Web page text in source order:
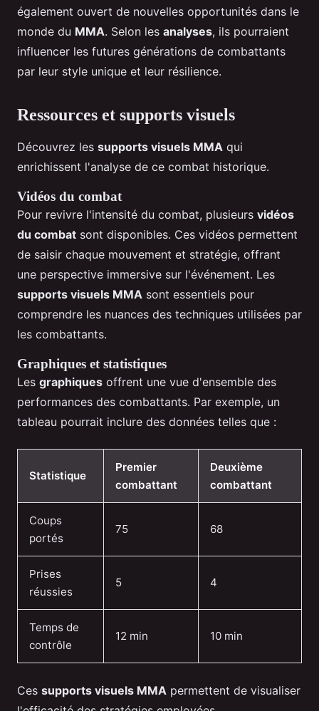
également ouvert de nouvelles opportunités dans le
monde du MMA. Selon les analyses, ils pourraient
influencer les futures générations de combattants
par leur style unique et leur résilience.
Ressources et supports visuels
Découvrez les supports visuels MMA qui
enrichissent l'analyse de ce combat historique.
Vidéos du combat
Pour revivre l'intensité du combat, plusieurs vidéos
du combat sont disponibles. Ces vidéos permettent
de saisir chaque mouvement et stratégie, offrant
une perspective immersive sur l'événement. Les
supports visuels MMA sont essentiels pour
comprendre les nuances des techniques utilisées par
les combattants.
Graphiques et statistiques
Les graphiques offrent une vue d'ensemble des
performances des combattants. Par exemple, un
tableau pourrait inclure des données telles que :
Statistique
Premier
combattant
Deuxième
combattant
Coups
portés
75 68
Prises
réussies
5 4
Temps de
contrôle
12 min 10 min
Ces supports visuels MMA permettent de visualiser